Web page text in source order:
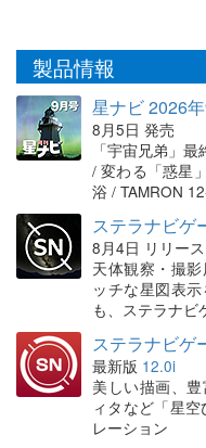
製品情報
星ナビ 2026
8月5日 発売
「宇宙兄弟」
/ 変わる「惑星
浴 / TAMRON
ステラナビゲ
8月4日 リリース
天体観察・撮
ッチな星図表
も、ステラナビ
ステラナビゲ
最新版 12.0i
美しい描画、
ィタなど「星
レーション